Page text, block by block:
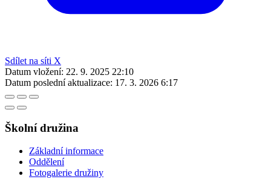
Sdílet na síti X
Datum vložení: 22. 9. 2025 22:10
Datum poslední aktualizace: 17. 3. 2026 6:17
Školní družina
Základní informace
Oddělení
Fotogalerie družiny